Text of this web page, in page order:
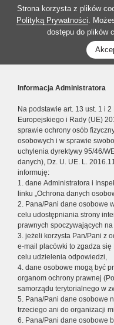
Strona korzysta z plików
Polityką Prywatności.
dostępu do plików
Informacja Administratora
Na podstawie art. 13 ust. 1 i
Europejskiego i Rady (UE)
sprawie ochrony osób
osobowych i w sprawie
uchylenia dyrektywy 95/46/
danych), Dz. U. UE. L.
informuję:
1. dane Administratora i
linku „Ochrona danych
2. Pana/Pani dane osobowe
celu udostępniania strony
prawnych spoczywających
3. jeżeli korzysta Pan/Pani z
e-mail placówki to zgadza
celu udzielenia odpowiedzi,
4. dane osobowe mogą być
organom ochrony prawnej
samorządu terytorialnego w
5. Pana/Pani dane osobowe
trzeciego ani do organizacji
6. Pana/Pani dane osobowe